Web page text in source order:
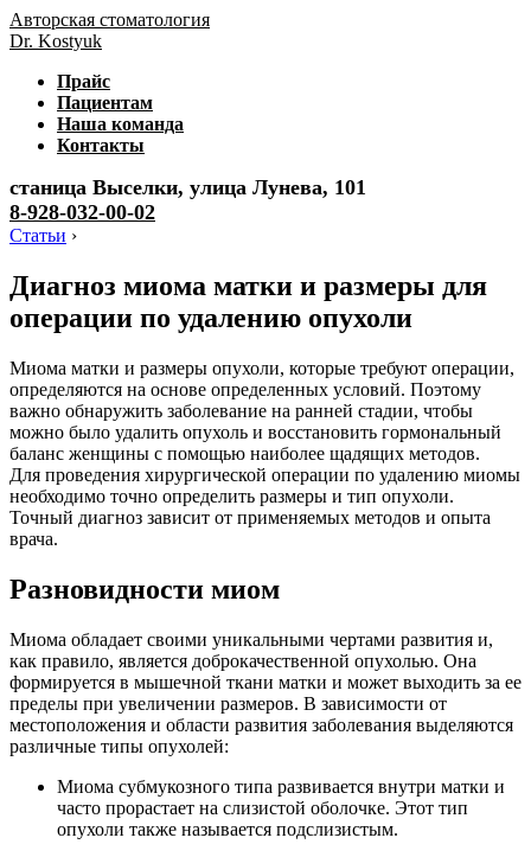
Авторская стоматология
Dr. Kostyuk
Прайс
Пациентам
Наша команда
Контакты
станица Выселки, улица Лунева, 101
8-928-032-00-02
Статьи ›
Диагноз миома матки и размеры для
операции по удалению опухоли
Миома матки и размеры опухоли, которые требуют операции,
определяются на основе определенных условий. Поэтому
важно обнаружить заболевание на ранней стадии, чтобы
можно было удалить опухоль и восстановить гормональный
баланс женщины с помощью наиболее щадящих методов.
Для проведения хирургической операции по удалению миомы
необходимо точно определить размеры и тип опухоли.
Точный диагноз зависит от применяемых методов и опыта
врача.
Разновидности миом
Миома обладает своими уникальными чертами развития и,
как правило, является доброкачественной опухолью. Она
формируется в мышечной ткани матки и может выходить за ее
пределы при увеличении размеров. В зависимости от
местоположения и области развития заболевания выделяются
различные типы опухолей:
Миома субмукозного типа развивается внутри матки и
часто прорастает на слизистой оболочке. Этот тип
опухоли также называется подслизистым.